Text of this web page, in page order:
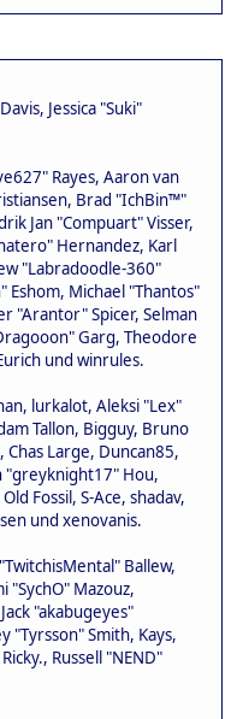
Jessica "Suki"
Rayes, Aaron van
Brad "IchBin™"
Jan "Compuart" Visser,
Hernandez, Karl
"Labradoodle-360"
Eshom, Michael "Thantos"
"Arantor" Spicer, Selman
Garg, Theodore
und winrules.
lurkalot, Aleksi "Lex"
Tallon, Bigguy, Bruno
Chas Large, Duncan85,
"greyknight17" Hou,
Fossil, S-Ace, shadav,
und xenovanis.
Ballew,
"SychO" Mazouz,
"akabugeyes"
"Tyrsson" Smith, Kays,
Russell "NEND"